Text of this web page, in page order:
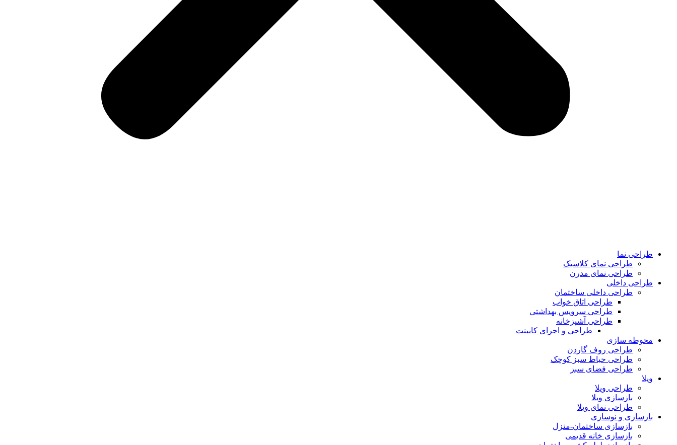
طراحی نما
طراحی نمای کلاسیک
طراحی نمای مدرن
طراحی داخلی
طراحی داخلی ساختمان
طراحی اتاق خواب
طراحی سرویس بهداشتی
طراحی آشپزخانه
طراحی و اجرای کابینت
محوطه سازی
طراحی روف گاردن
طراحی حیاط سبز کوچک
طراحی فضای سبز
ویلا
طراحی ویلا
بازسازی ویلا
طراحی نمای ویلا
بازسازی و نوسازی
بازسازی ساختمان-منزل
بازسازی خانه قدیمی